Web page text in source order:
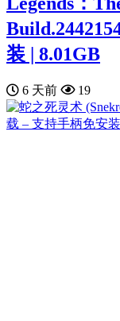
装 | 8.01GB
6 天前 19